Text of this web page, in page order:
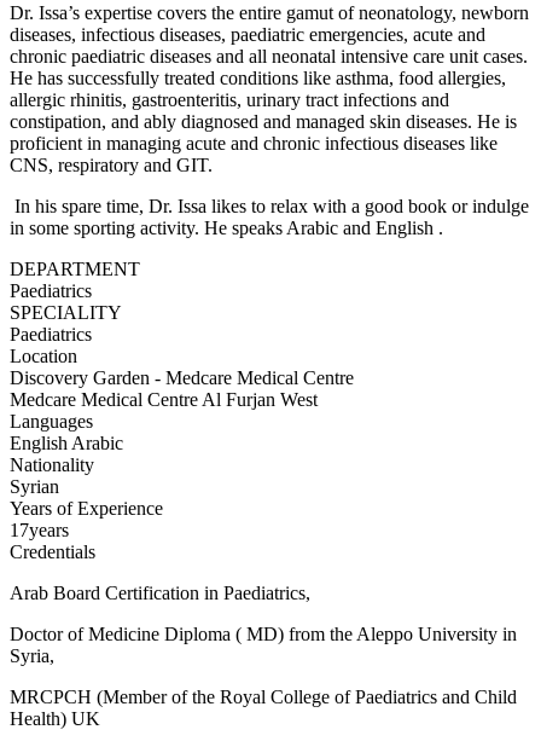
Dr. Issa’s expertise covers the entire gamut of neonatology, newborn
diseases, infectious diseases, paediatric emergencies, acute and
chronic paediatric diseases and all neonatal intensive care unit cases.
He has successfully treated conditions like asthma, food allergies,
allergic rhinitis, gastroenteritis, urinary tract infections and
constipation, and ably diagnosed and managed skin diseases. He is
proficient in managing acute and chronic infectious diseases like
CNS, respiratory and GIT.
In his spare time, Dr. Issa likes to relax with a good book or indulge
in some sporting activity. He speaks Arabic and English .
DEPARTMENT
Paediatrics
SPECIALITY
Paediatrics
Location
Discovery Garden - Medcare Medical Centre
Medcare Medical Centre Al Furjan West
Languages
English Arabic
Nationality
Syrian
Years of Experience
17years
Credentials
Arab Board Certification in Paediatrics,
Doctor of Medicine Diploma ( MD) from the Aleppo University in
Syria,
MRCPCH (Member of the Royal College of Paediatrics and Child
Health) UK